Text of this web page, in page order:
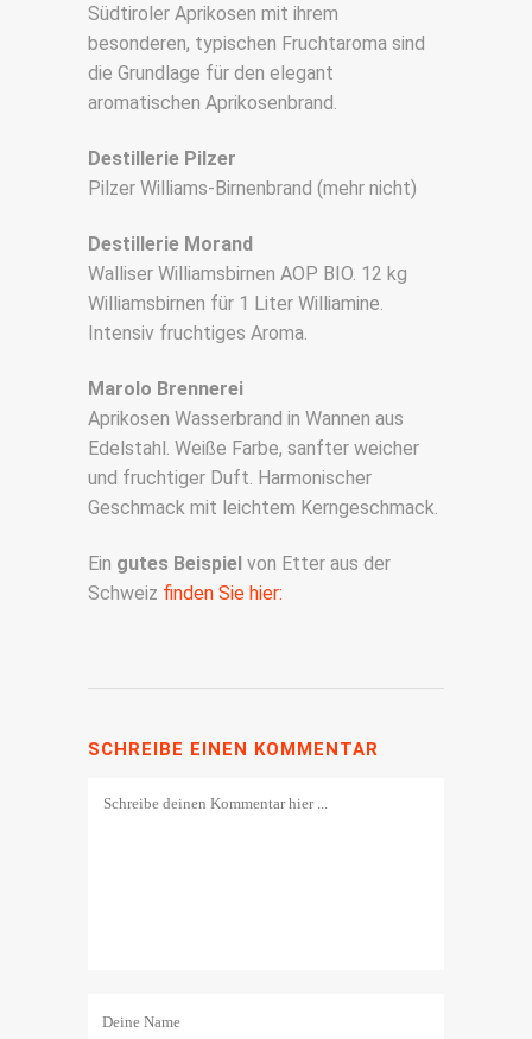
Südtiroler Aprikosen mit ihrem
besonderen, typischen Fruchtaroma sind
die Grundlage für den elegant
aromatischen Aprikosenbrand.
Destillerie Pilzer
Pilzer Williams-Birnenbrand (mehr nicht)
Destillerie Morand
Walliser Williamsbirnen AOP BIO. 12 kg
Williamsbirnen für 1 Liter Williamine.
Intensiv fruchtiges Aroma.
Marolo Brennerei
Aprikosen Wasserbrand in Wannen aus
Edelstahl. Weiße Farbe, sanfter weicher
und fruchtiger Duft. Harmonischer
Geschmack mit leichtem Kerngeschmack.
Ein gutes Beispiel von Etter aus der
Schweiz finden Sie hier:
SCHREIBE EINEN KOMMENTAR